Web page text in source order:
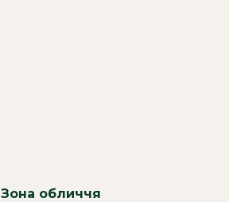
Зона обличчя